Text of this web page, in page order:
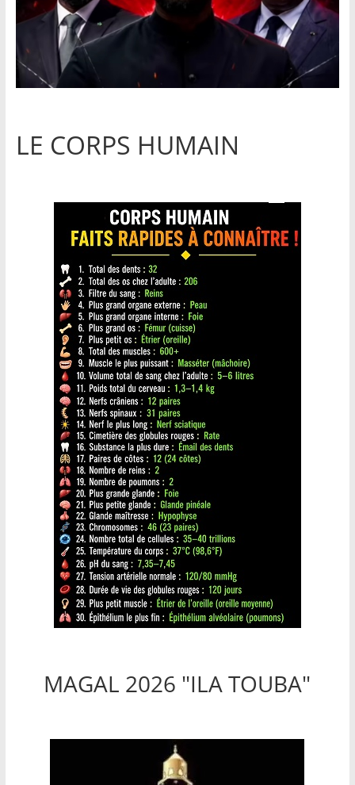
LE CORPS HUMAIN
MAGAL 2026 "ILA TOUBA"